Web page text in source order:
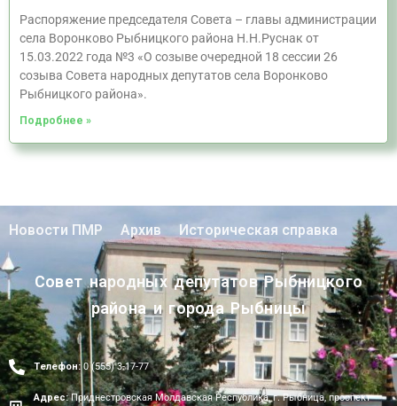
Распоряжение председателя Совета – главы администрации
села Воронково Рыбницкого района Н.Н.Руснак от
15.03.2022 года №3 «О созыве очередной 18 сессии 26
созыва Совета народных депутатов села Воронково
Рыбницкого района».
Подробнее »
Новости ПМР Архив Историческая справка
Совет народных депутатов Рыбницкого
района и города Рыбницы
Телефон:0 (555) 3-17-77
Адрес:Приднестровская Молдавская Республика, г. Рыбница, проспект